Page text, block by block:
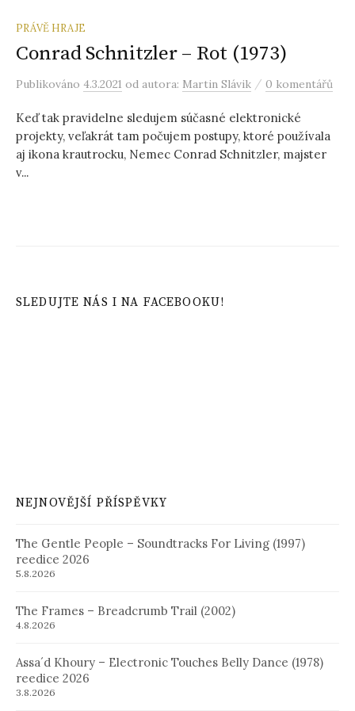
PRÁVĚ HRAJE
Conrad Schnitzler – Rot (1973)
Publikováno 4.3.2021 od autora: Martin Slávik / 0 komentářů
Keď tak pravidelne sledujem súčasné elektronické
projekty, veľakrát tam počujem postupy, ktoré používala
aj ikona krautrocku, Nemec Conrad Schnitzler, majster
v...
SLEDUJTE NÁS I NA FACEBOOKU!
NEJNOVĚJŠÍ PŘÍSPĚVKY
The Gentle People – Soundtracks For Living (1997)
reedice 2026
5.8.2026
The Frames – Breadcrumb Trail (2002)
4.8.2026
Assa´d Khoury – Electronic Touches Belly Dance (1978)
reedice 2026
3.8.2026